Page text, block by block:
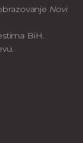
Novi
BiH.